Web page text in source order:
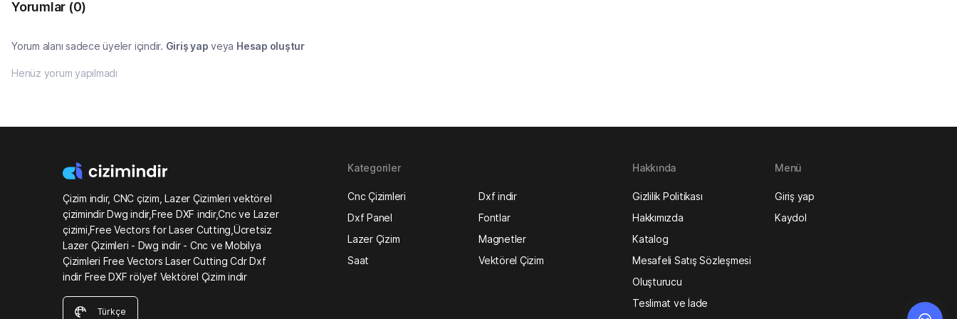
Yorum alanı sadece üyeler içindir.
Çizim indir, CNC çizim, Lazer Çizimleri vektörel
çizimindir Dwg indir,Free DXF indir,Cnc ve Lazer
çizimi,Free Vectors for Laser Cutting,Ücretsiz
Lazer Çizimleri - Dwg indir - Cnc ve Mobilya
Çizimleri Free Vectors Laser Cutting Cdr Dxf
indir Free DXF rölyef Vektörel Çizim indir
Kategoriler
Cnc Çizimleri
Dxf indir
Dxf Panel
Fontlar
Lazer Çizim
Magnetler
Hakkında
Gizlilik Politikası
Hakkımızda
Katalog
Mesafeli Satış Sözleşmesi
Oluşturucu
Menü
Giriş yap